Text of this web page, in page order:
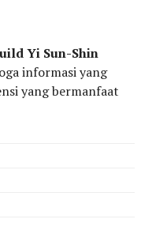
Yi Sun-Shin
informasi yang
yang bermanfaat